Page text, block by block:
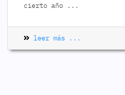
cierto año
...
leer más ...